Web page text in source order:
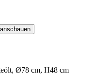
Ø78 cm, H48 cm